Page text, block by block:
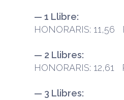
— 1 Llibre:
HONORARIS:
— 2 Llibres:
HONORARIS:
— 3 Llibres: